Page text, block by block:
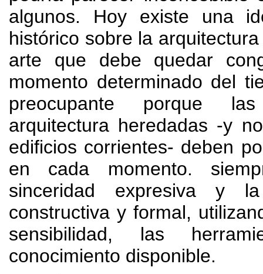
algunos. Hoy existe una
histórico sobre la
arte que debe quedar
momento determinado del
preocupante porque
arquitectura heredadas -y
edificios corrientes- deben
en cada momento.
sinceridad expresiva y la
constructiva y formal,
sensibilidad, las
conocimiento disponible.